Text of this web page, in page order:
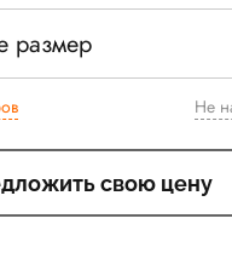
размер
свою цену